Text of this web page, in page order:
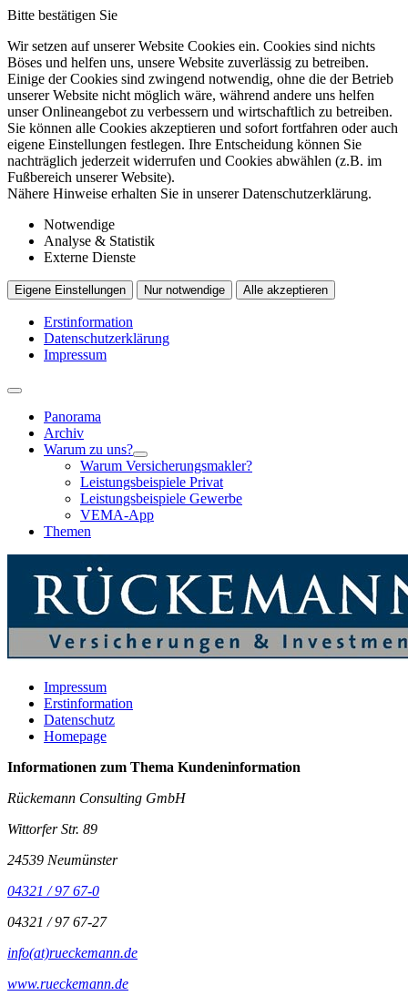
Bitte bestätigen Sie
Wir setzen auf unserer Website Cookies ein. Cookies sind nichts
Böses und helfen uns, unsere Website zuverlässig zu betreiben.
Einige der Cookies sind zwingend notwendig, ohne die der Betrieb
unserer Website nicht möglich wäre, während andere uns helfen
unser Onlineangebot zu verbessern und wirtschaftlich zu betreiben.
Sie können alle Cookies akzeptieren und sofort fortfahren oder auch
eigene Einstellungen festlegen. Ihre Entscheidung können Sie
nachträglich jederzeit widerrufen und Cookies abwählen (z.B. im
Fußbereich unserer Website).
Nähere Hinweise erhalten Sie in unserer Datenschutzerklärung.
Notwendige
Analyse & Statistik
Externe Dienste
Eigene Einstellungen Nur notwendige Alle akzeptieren
Erstinformation
Datenschutzerklärung
Impressum
Panorama
Archiv
Warum zu uns?
Warum Versicherungsmakler?
Leistungsbeispiele Privat
Leistungsbeispiele Gewerbe
VEMA-App
Themen
Impressum
Erstinformation
Datenschutz
Homepage
Informationen zum Thema Kundeninformation
Rückemann Consulting GmbH
Wittorfer Str. 89
24539 Neumünster
04321 / 97 67-0
04321 / 97 67-27
info(at)rueckemann.de
www.rueckemann.de